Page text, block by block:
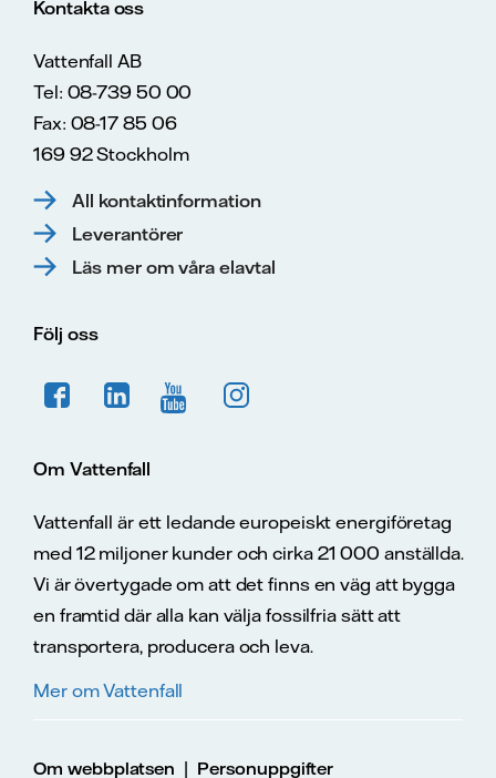
Kontakta oss
Vattenfall AB
Tel: 08-739 50 00
Fax: 08-17 85 06
169 92 Stockholm
All kontaktinformation
Leverantörer
Läs mer om våra elavtal
Följ oss
Om Vattenfall
Vattenfall är ett ledande europeiskt energiföretag
med 12 miljoner kunder och cirka 21 000 anställda.
Vi är övertygade om att det finns en väg att bygga
en framtid där alla kan välja fossilfria sätt att
transportera, producera och leva.
Mer om Vattenfall
Om webbplatsen | Personuppgifter